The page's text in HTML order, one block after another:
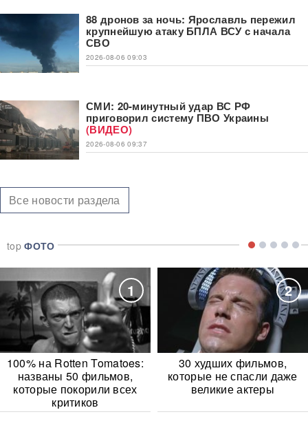
88 дронов за ночь: Ярославль пережил
крупнейшую атаку БПЛА ВСУ с начала
СВО
2026-08-06 09:03
СМИ: 20-минутный удар ВС РФ
приговорил систему ПВО Украины
(ВИДЕО)
2026-08-06 09:37
Все новости раздела
topФОТО
1
100% на Rotten Tomatoes:
названы 50 фильмов,
которые покорили всех
критиков
2
30 худших фильмов,
которые не спасли даже
великие актеры